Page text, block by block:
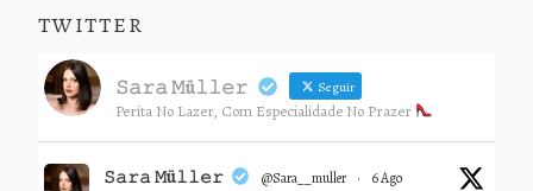
TWITTER
𝚂𝚊𝚛𝚊 𝙼ü𝚕𝚕𝚎𝚛 Seguir
Perita No Lazer, Com Especialidade No Prazer
𝚂𝚊𝚛𝚊 𝙼ü𝚕𝚕𝚎𝚛 @sara__muller · 6 Ago